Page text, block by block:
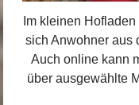
Im kleinen
sich Anwohner aus
Auch online kann
über ausgewählte